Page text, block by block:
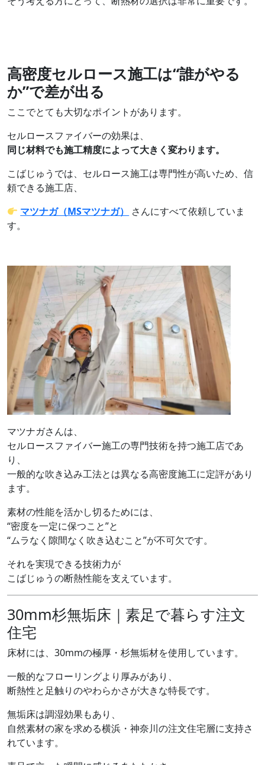
高密度セルロース施工は“誰がやる
か”で差が出る
ここでとても大切なポイントがあります。
セルロースファイバーの効果は、
同じ材料でも施工精度によって大きく変わります。
こばじゅうでは、セルロース施工は専門性が高いため、信
頼できる施工店、
マツナガ（MSマツナガ）
さんにすべて依頼していま
す。
マツナガさんは、
セルロースファイバー施工の専門技術を持つ施工店であ
り、
一般的な吹き込み工法とは異なる高密度施工に定評があり
ます。
素材の性能を活かし切るためには、
“密度を一定に保つこと”と
“ムラなく隙間なく吹き込むこと”が不可欠です。
それを実現できる技術力が
こばじゅうの断熱性能を支えています。
30mm杉無垢床｜素足で暮らす注文
住宅
床材には、30mmの極厚・杉無垢材を使用しています。
一般的なフローリングより厚みがあり、
断熱性と足触りのやわらかさが大きな特長です。
無垢床は調湿効果もあり、
自然素材の家を求める横浜・神奈川の注文住宅層に支持さ
れています。